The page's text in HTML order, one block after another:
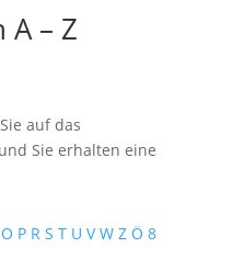
– Z
auf das
Sie erhalten eine
O P R S T U V W Z Ö 8